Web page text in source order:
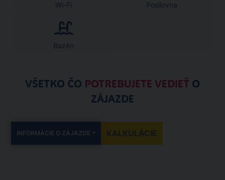
Wi-Fi Posilovna
Bazén
VŠETKO ČO POTREBUJETE VEDIEŤ O
ZÁJAZDE
INFORMÁCIE O ZÁJAZDE KALKULÁCIE